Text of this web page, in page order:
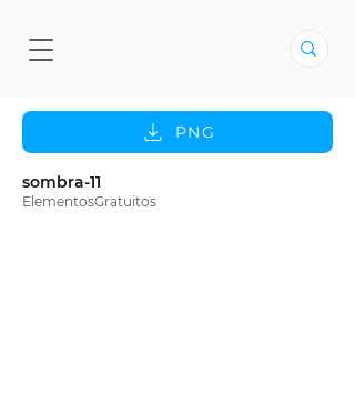
PNG
sombra-11
ElementosGratuitos